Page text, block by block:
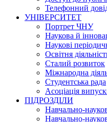
Телефонний
УНІВЕРСИТЕТ
Портрет ЧНУ
Наукова й
Наукові
Освітня
Сталий розвиток
Міжнародна
Студентська рада
Асоціація
ПІДРОЗДІЛИ
Навчально-
Навчально-